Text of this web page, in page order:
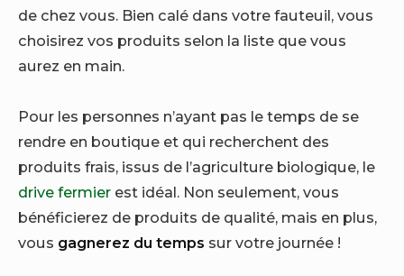
de chez vous. Bien calé dans votre fauteuil, vous
choisirez vos produits selon la liste que vous
aurez en main.
Pour les personnes n’ayant pas le temps de se
rendre en boutique et qui recherchent des
produits frais, issus de l’agriculture biologique, le
drive fermier est idéal. Non seulement, vous
bénéficierez de produits de qualité, mais en plus,
vous gagnerez du temps sur votre journée !